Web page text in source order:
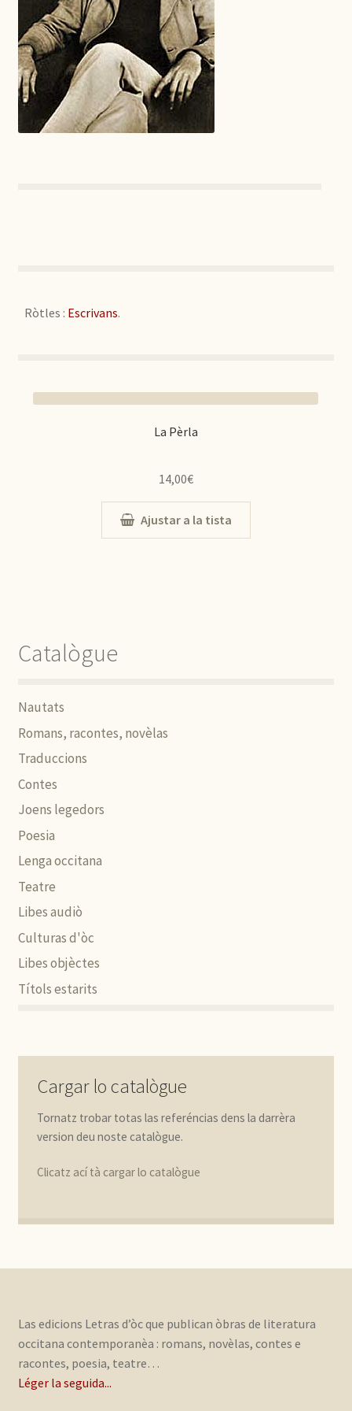
Ròtles : Escrivans.
La Pèrla
14,00€
Ajustar a la tista
Catalògue
Nautats
Romans, racontes, novèlas
Traduccions
Contes
Joens legedors
Poesia
Lenga occitana
Teatre
Libes audiò
Culturas d'òc
Libes objèctes
Títols estarits
Cargar lo catalògue
Tornatz trobar totas las referéncias dens la darrèra
version deu noste catalògue.
Clicatz ací tà cargar lo catalògue
Las edicions Letras d’òc que publican òbras de literatura
occitana contemporanèa : romans, novèlas, contes e
racontes, poesia, teatre…
Léger la seguida...